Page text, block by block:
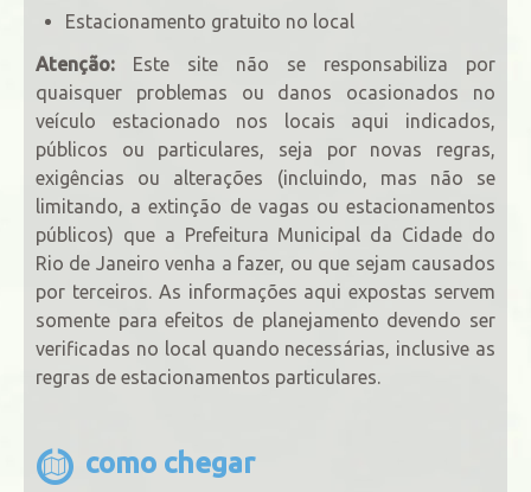
Estacionamento gratuito no local
Atenção: Este site não se responsabiliza por
quaisquer problemas ou danos ocasionados no
veículo estacionado nos locais aqui indicados,
públicos ou particulares, seja por novas regras,
exigências ou alterações (incluindo, mas não se
limitando, a extinção de vagas ou estacionamentos
públicos) que a Prefeitura Municipal da Cidade do
Rio de Janeiro venha a fazer, ou que sejam causados
por terceiros. As informações aqui expostas servem
somente para efeitos de planejamento devendo ser
verificadas no local quando necessárias, inclusive as
regras de estacionamentos particulares.
como chegar